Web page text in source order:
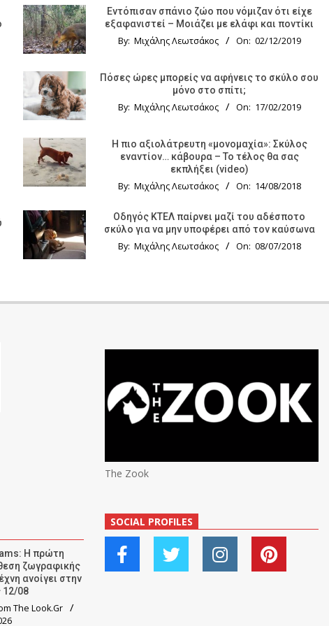
Εντόπισαν σπάνιο ζώο που νόμιζαν ότι είχε
εξαφανιστεί – Μοιάζει με ελάφι και ποντίκι
By: Μιχάλης Λεωτσάκος On: 02/12/2019
Πόσες ώρες μπορείς να αφήνεις το σκύλο σου
μόνο στο σπίτι;
By: Μιχάλης Λεωτσάκος On: 17/02/2019
Η πιο αξιολάτρευτη «μονομαχία»: Σκύλος
εναντίον… κάβουρα – Το τέλος θα σας
εκπλήξει (video)
By: Μιχάλης Λεωτσάκος On: 14/08/2018
Οδηγός KTΕΛ παίρνει μαζί του αδέσποτο
σκύλο για να μην υποφέρει από τον καύσωνα
By: Μιχάλης Λεωτσάκος On: 08/07/2018
Η πρώτη
ζωγραφικής
ανοίγει στην
12/08
The Look.Gr
The Zook
SOCIAL PROFILES